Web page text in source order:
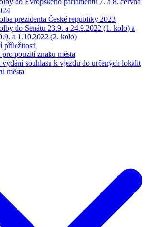
do Evropského parlamentu 7. a 8. června
prezidenta České republiky 2023
do Senátu 23.9. a 24.9.2022 (1. kolo) a
a 1.10.2022 (2. kolo)
příležitosti
pro použití znaku města
vydání souhlasu k vjezdu do určených lokalit
města